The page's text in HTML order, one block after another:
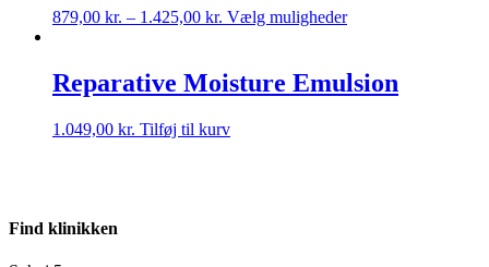
879,00 kr. – 1.425,00 kr. Vælg muligheder
Reparative Moisture Emulsion
1.049,00 kr. Tilføj til kurv
Find klinikken